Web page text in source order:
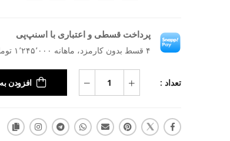
پرداخت قسطی و اعتباری با اسنپ‌پی
۴ قسط بدون کارمزد، ماهانه ۱٬۲۴۵٬۰۰۰ تومان
تعداد : افزودن